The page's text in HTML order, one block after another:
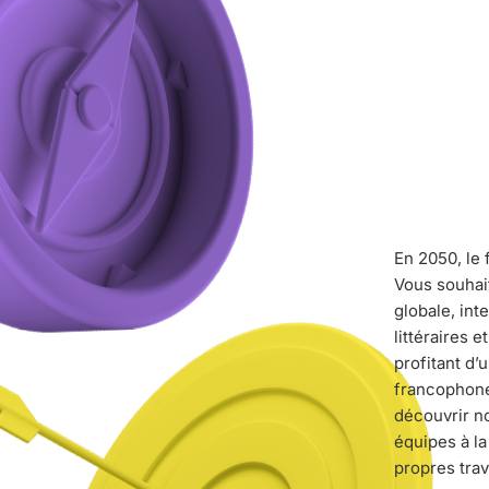
En 2050, le
Vous
globale,
littéraires
profitant
découvrir
équipes à
propres